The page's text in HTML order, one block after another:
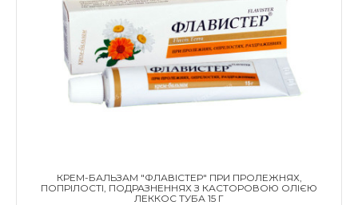
КРЕМ-БАЛЬЗАМ "ФЛАВІСТЕР" ПРИ ПРОЛЕЖНЯХ,
ПОПРІЛОСТІ, ПОДРАЗНЕННЯХ З КАСТОРОВОЮ ОЛІЄЮ
ЛЕККОС ТУБА 15 Г